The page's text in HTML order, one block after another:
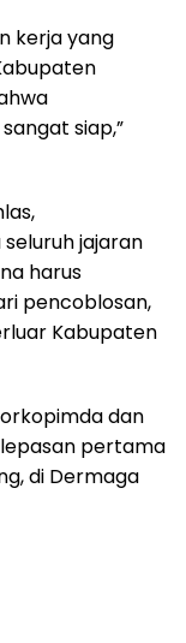
kerja yang
siap,”
jajaran
harus
pencoblosan,
Kabupaten
dan
pertama
di Dermaga